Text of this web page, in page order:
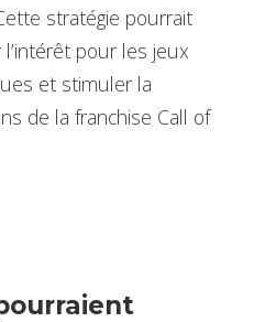
stratégie pourrait
pour les jeux
et stimuler la
de la franchise Call of